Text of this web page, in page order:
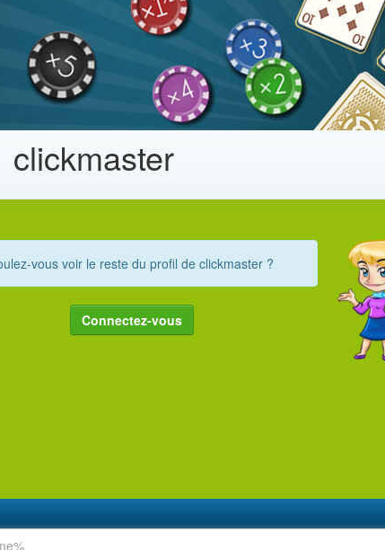
clickmaster
vous voir le reste du profil de clickmaster ?
Connectez-vous